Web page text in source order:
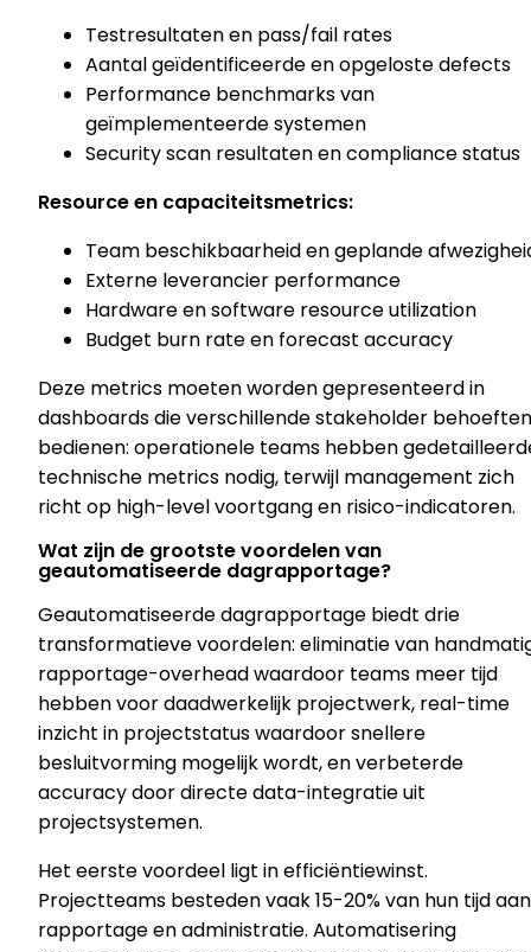
Testresultaten en pass/fail rates
Aantal geïdentificeerde en opgeloste defects
Performance benchmarks van
geïmplementeerde systemen
Security scan resultaten en compliance status
Resource en capaciteitsmetrics:
Team beschikbaarheid en geplande
Externe leverancier performance
Hardware en software resource utilization
Budget burn rate en forecast accuracy
Deze metrics moeten worden gepresenteerd in
dashboards die verschillende stakeholder behoeften
bedienen: operationele teams hebben
technische metrics nodig, terwijl management zich
richt op high-level voortgang en risico-indicatoren.
Wat zijn de grootste voordelen van
geautomatiseerde dagrapportage?
Geautomatiseerde dagrapportage biedt drie
transformatieve voordelen: eliminatie van
rapportage-overhead waardoor teams meer tijd
hebben voor daadwerkelijk projectwerk, real-time
inzicht in projectstatus waardoor snellere
besluitvorming mogelijk wordt, en verbeterde
accuracy door directe data-integratie uit
projectsystemen.
Het eerste voordeel ligt in efficiëntiewinst.
Projectteams besteden vaak 15-20% van hun tijd aan
rapportage en administratie. Automatisering